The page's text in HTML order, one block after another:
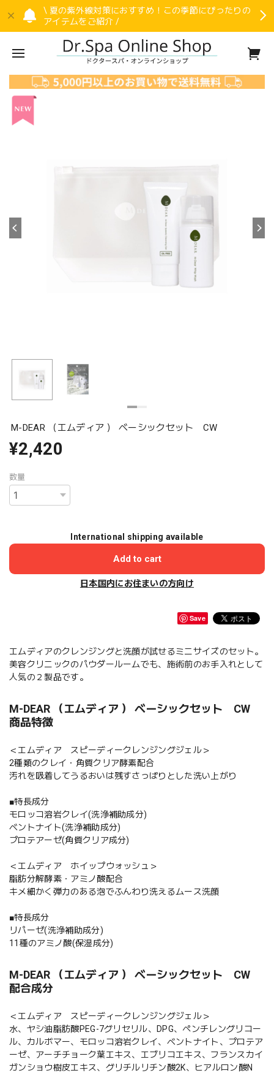
\ 夏の紫外線対策におすすめ！この季節にぴったりの
アイテムをご紹介 /
M-DEAR （エムディア ） ベーシックセット CW
¥2,420
数量
International shipping available
Add to cart
日本国内にお住まいの方向け
Save
エムディアのクレンジングと洗顔が試せるミニサイズのセット。
美容クリニックのパウダールームでも、施術前のお手入れとして
人気の２製品です。
M-DEAR （エムディア ） ベーシックセット CW
商品特徴
＜エムディア スピーディークレンジングジェル＞
2種類のクレイ・角質クリア酵素配合
汚れを吸着してうるおいは残すさっぱりとした洗い上がり
■特長成分
モロッコ溶岩クレイ(洗浄補助成分)
ベントナイト(洗浄補助成分)
プロテアーゼ(角質クリア成分)
＜エムディア ホイップウォッシュ＞
脂肪分解酵素・アミノ酸配合
キメ細かく弾力のある泡でふんわり洗えるムース洗顔
■特長成分
リパーゼ(洗浄補助成分)
11種のアミノ酸(保湿成分)
M-DEAR （エムディア ） ベーシックセット CW
配合成分
＜エムディア スピーディークレンジングジェル＞
水、ヤシ油脂肪酸PEG-7グリセリル、DPG、ペンチレングリコー
ル、カルボマー、モロッコ溶岩クレイ、ベントナイト、プロテア
ーゼ、アーチチョーク葉エキス、エブリコエキス、フランスカイ
ガンショウ樹皮エキス、グリチルリチン酸2K、ヒアルロン酸N